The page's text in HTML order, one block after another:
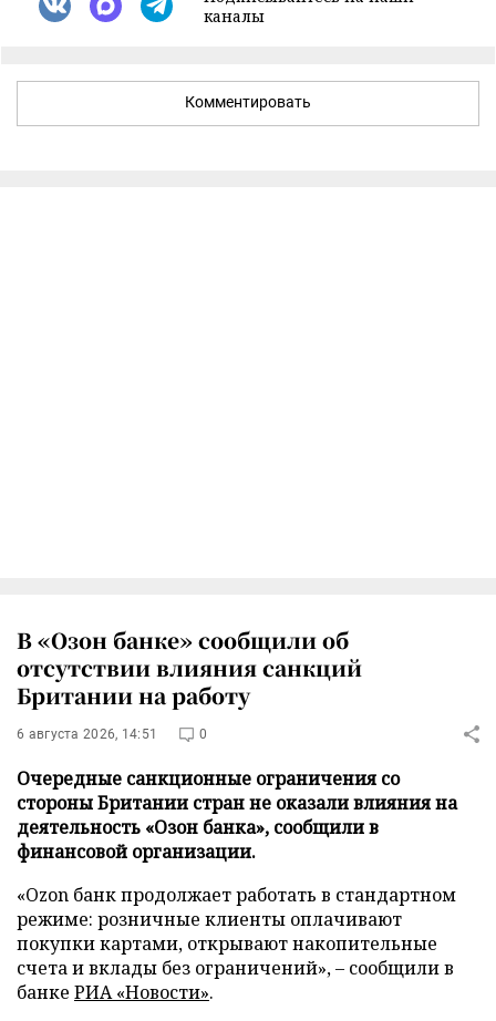
каналы
Комментировать
В «Озон банке» сообщили об
отсутствии влияния санкций
Британии на работу
6 августа 2026, 14:51 0
Очередные санкционные ограничения со
стороны Британии стран не оказали влияния на
деятельность «Озон банка», сообщили в
финансовой организации.
«Ozon банк продолжает работать в стандартном
режиме: розничные клиенты оплачивают
покупки картами, открывают накопительные
счета и вклады без ограничений», – сообщили в
банке РИА «Новости».